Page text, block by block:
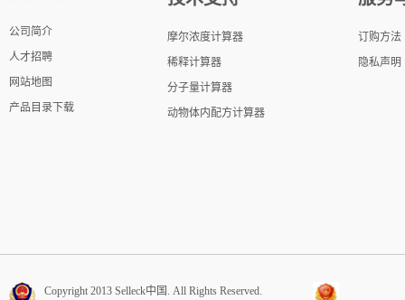
公司简介
人才招聘
网站地图
产品目录下载
摩尔浓度计算器
稀释计算器
分子量计算器
动物体内配方计算器
订购方法
隐私声明
Copyright 2013 Selleck中国. All Rights Reserved.